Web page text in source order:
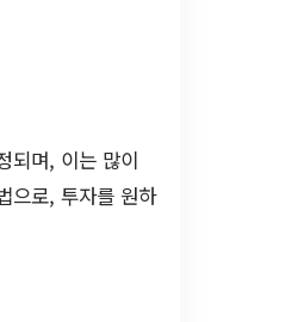
되며, 이는 많이
으로, 투자를 원하